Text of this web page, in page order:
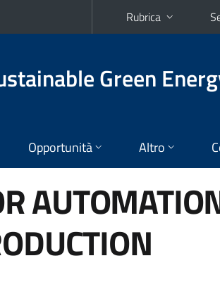
Rubrica
Green
Opportunità Altro